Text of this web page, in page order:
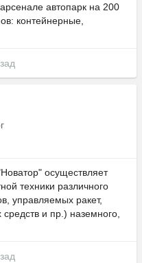
автопарк на 200
контейнерные,
осуществляет
техники различного
управляемых ракет,
средств и пр.) наземного,